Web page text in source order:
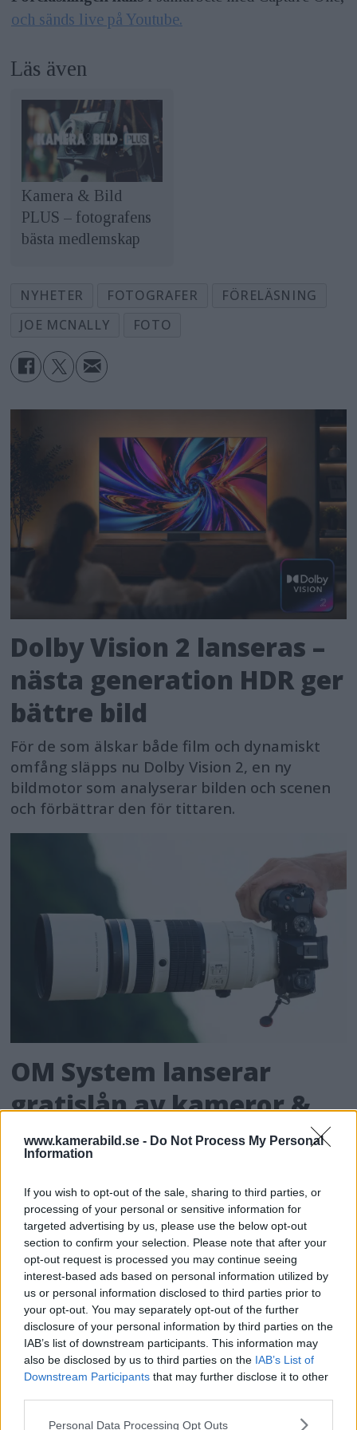
www.kamerabild.se - Do Not Process My Personal
Information
If you wish to opt-out of the sale, sharing to third parties, or
processing of your personal or sensitive information for
targeted advertising by us, please use the below opt-out
section to confirm your selection. Please note that after your
opt-out request is processed you may continue seeing
interest-based ads based on personal information utilized by
us or personal information disclosed to third parties prior to
your opt-out. You may separately opt-out of the further
disclosure of your personal information by third parties on the
IAB’s list of downstream participants. This information may
also be disclosed by us to third parties on the IAB’s List of
Downstream Participants that may further disclose it to other
Please note that this website/app uses one or more Google
Personal Data Processing Opt Outs
och sänds live på Youtube.
Läs även
Kamera & Bild
PLUS – fotografens
bästa medlemskap
NYHETER FOTOGRAFER
FÖRELÄSNING
JOE MCNALLY
FOTO
Dolby Vision 2 lanseras –
nästa generation HDR ger
bättre bild
För de som älskar både film och dynamiskt
omfång släpps nu Dolby Vision 2, en ny
bildmotor som analyserar bilden och scenen
och förbättrar den för tittaren.
OM System lanserar
gratislån av kameror &
objektiv i Sverige
programmet i Sverige, vilket gör det möjligt
att låna hem kameror och objektiv under fem
dagar för att se hur utrustningen passar dina
behov.
MEST LÄST JUST NU